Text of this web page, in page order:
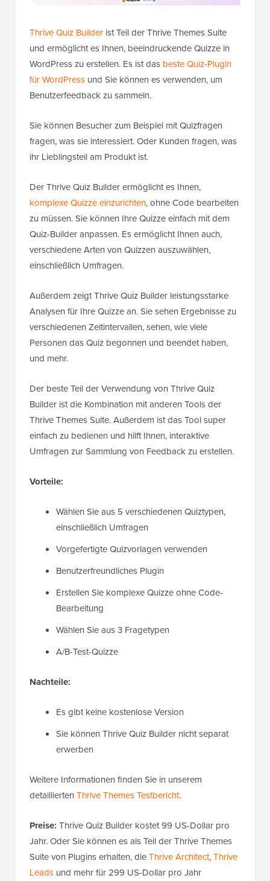
Thrive Quiz Builder ist Teil der Thrive Themes Suite
und ermöglicht es Ihnen, beeindruckende Quizze in
WordPress zu erstellen. Es ist das beste Quiz-Plugin
für WordPress und Sie können es verwenden, um
Benutzerfeedback zu sammeln.
Sie können Besucher zum Beispiel mit Quizfragen
fragen, was sie interessiert. Oder Kunden fragen, was
ihr Lieblingsteil am Produkt ist.
Der Thrive Quiz Builder ermöglicht es Ihnen,
komplexe Quizze einzurichten, ohne Code bearbeiten
zu müssen. Sie können Ihre Quizze einfach mit dem
Quiz-Builder anpassen. Es ermöglicht Ihnen auch,
verschiedene Arten von Quizzen auszuwählen,
einschließlich Umfragen.
Außerdem zeigt Thrive Quiz Builder leistungsstarke
Analysen für Ihre Quizze an. Sie sehen Ergebnisse zu
verschiedenen Zeitintervallen, sehen, wie viele
Personen das Quiz begonnen und beendet haben,
und mehr.
Der beste Teil der Verwendung von Thrive Quiz
Builder ist die Kombination mit anderen Tools der
Thrive Themes Suite. Außerdem ist das Tool super
einfach zu bedienen und hilft Ihnen, interaktive
Umfragen zur Sammlung von Feedback zu erstellen.
Vorteile:
Wählen Sie aus 5 verschiedenen Quiztypen,
einschließlich Umfragen
Vorgefertigte Quizvorlagen verwenden
Benutzerfreundliches Plugin
Erstellen Sie komplexe Quizze ohne Code-
Bearbeitung
Wählen Sie aus 3 Fragetypen
A/B-Test-Quizze
Nachteile:
Es gibt keine kostenlose Version
Sie können Thrive Quiz Builder nicht separat
erwerben
Weitere Informationen finden Sie in unserem
detaillierten Thrive Themes Testbericht.
Preise: Thrive Quiz Builder kostet 99 US-Dollar pro
Jahr. Oder Sie können es als Teil der Thrive Themes
Suite von Plugins erhalten, dieThrive Architect,Thrive
Leads und mehr für 299 US-Dollar pro Jahr